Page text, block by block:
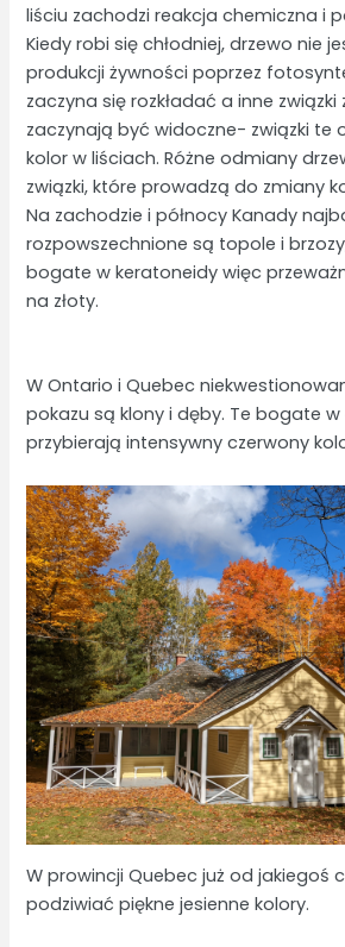
liściu zachodzi reakcja chemiczna i
Kiedy robi się chłodniej, drzewo nie
produkcji żywności poprzez
zaczyna się rozkładać a inne
zaczynają być widoczne- związki te
kolor w liściach. Różne odmiany
związki, które prowadzą do zmiany
Na zachodzie i północy Kanady
rozpowszechnione są topole i
bogate w keratoneidy więc
na złoty.
W Ontario i Quebec
pokazu są klony i dęby. Te bogate
przybierają intensywny czerwony
W prowincji Quebec już od jakiegoś
podziwiać piękne jesienne kolory.